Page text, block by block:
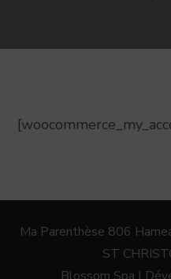
Ma Parenthèse 806
ST